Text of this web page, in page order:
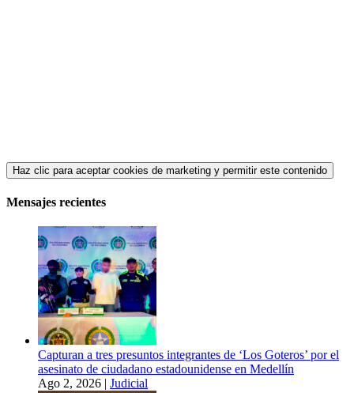
Haz clic para aceptar cookies de marketing y permitir este contenido
Mensajes recientes
Capturan a tres presuntos integrantes de ‘Los Goteros’ por el
asesinato de ciudadano estadounidense en Medellín
Ago 2, 2026 | Judicial